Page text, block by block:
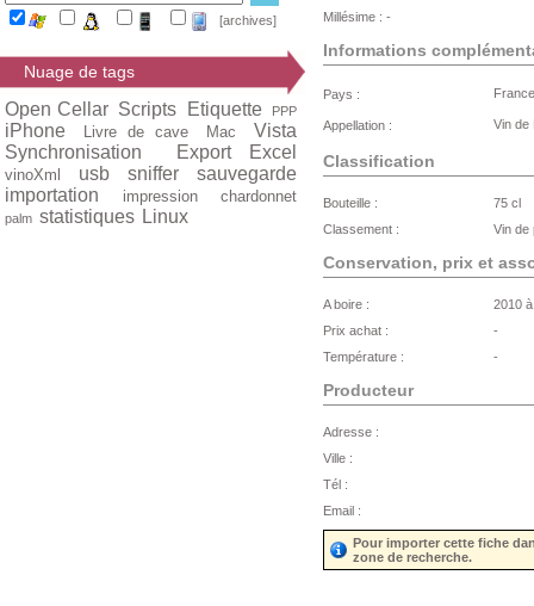
[archives]
Nuage de tags
Open Cellar Scripts Etiquette PPP
iPhone Livre de cave Mac
Vista
Synchronisation
Export Excel
vinoXml usb sniffer
sauvegarde
importation
impression chardonnet
palm statistiques Linux
Millésime : -
Informations
Pays :
Appellation : Vin
Classification
Bouteille :
75 cl
Classement :
Vin de
Conservation, prix et
A boire :
2010
Prix achat :
-
Température :
-
Producteur
Adresse :
Ville :
Tél :
Email :
Pour importer cette fiche
zone de recherche.